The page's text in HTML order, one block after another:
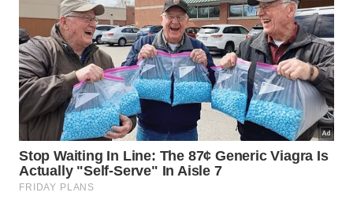
Benefícios das Interações
Positivas
Impactos na Rotina